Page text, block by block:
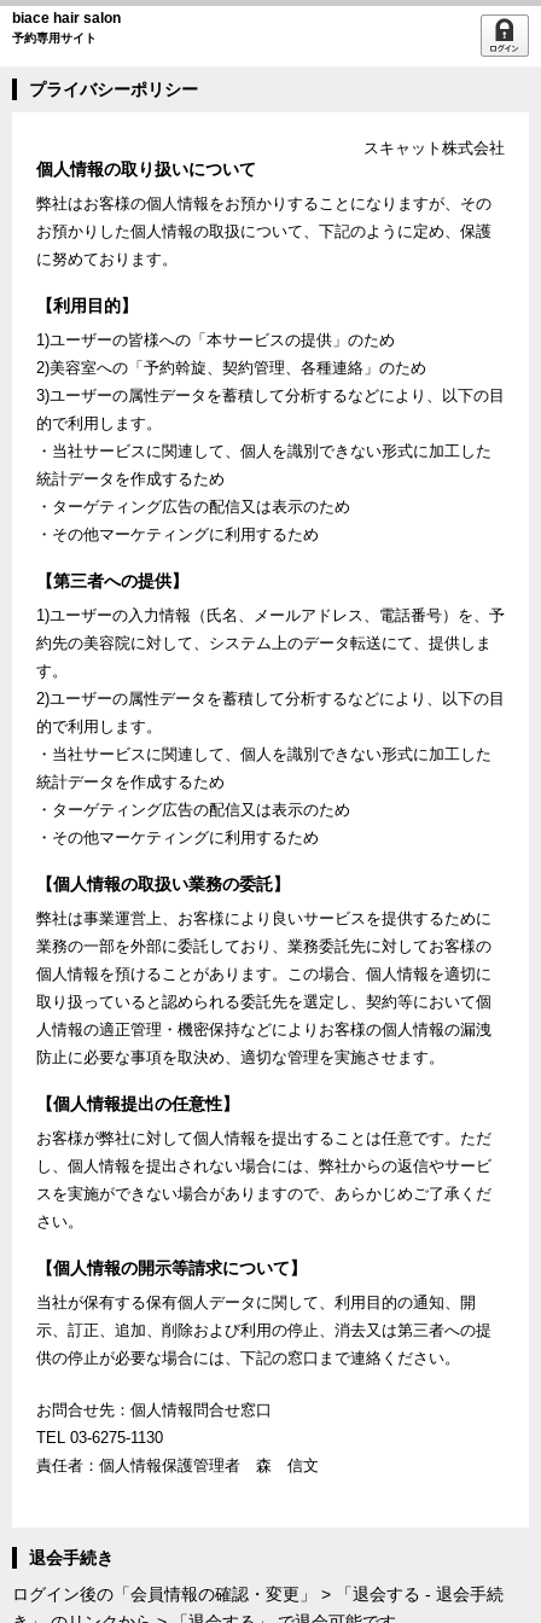
biace hair salon
予約専用サイト
プライバシーポリシー
スキャット株式会社
個人情報の取り扱いについて
弊社はお客様の個人情報をお預かりすることになりますが、その
お預かりした個人情報の取扱について、下記のように定め、保護
に努めております。
【利用目的】
1)ユーザーの皆様への「本サービスの提供」のため
2)美容室への「予約斡旋、契約管理、各種連絡」のため
3)ユーザーの属性データを蓄積して分析するなどにより、以下の目
的で利用します。
・当社サービスに関連して、個人を識別できない形式に加工した
統計データを作成するため
・ターゲティング広告の配信又は表示のため
・その他マーケティングに利用するため
【第三者への提供】
1)ユーザーの入力情報（氏名、メールアドレス、電話番号）を、予
約先の美容院に対して、システム上のデータ転送にて、提供しま
す。
2)ユーザーの属性データを蓄積して分析するなどにより、以下の目
的で利用します。
・当社サービスに関連して、個人を識別できない形式に加工した
統計データを作成するため
・ターゲティング広告の配信又は表示のため
・その他マーケティングに利用するため
【個人情報の取扱い業務の委託】
弊社は事業運営上、お客様により良いサービスを提供するために
業務の一部を外部に委託しており、業務委託先に対してお客様の
個人情報を預けることがあります。この場合、個人情報を適切に
取り扱っていると認められる委託先を選定し、契約等において個
人情報の適正管理・機密保持などによりお客様の個人情報の漏洩
防止に必要な事項を取決め、適切な管理を実施させます。
【個人情報提出の任意性】
お客様が弊社に対して個人情報を提出することは任意です。ただ
し、個人情報を提出されない場合には、弊社からの返信やサービ
スを実施ができない場合がありますので、あらかじめご了承くだ
さい。
【個人情報の開示等請求について】
当社が保有する保有個人データに関して、利用目的の通知、開
示、訂正、追加、削除および利用の停止、消去又は第三者への提
供の停止が必要な場合には、下記の窓口まで連絡ください。
お問合せ先：個人情報問合せ窓口
TEL 03-6275-1130
責任者：個人情報保護管理者 森 信文
退会手続き
ログイン後の「会員情報の確認・変更」 > 「退会する - 退会手続